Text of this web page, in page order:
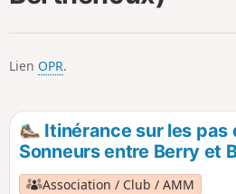
Lien OPR.
Itinérance sur les pas
Sonneurs entre Berry et
Association / Club / AMM